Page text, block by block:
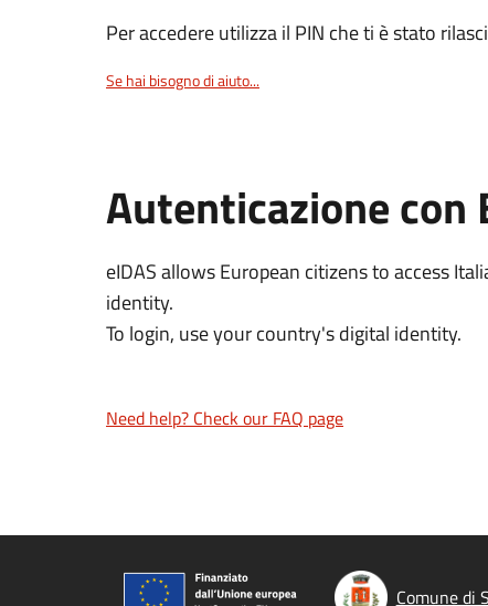
Per accedere utilizza il PIN che ti è stato
Se hai bisogno di aiuto...
Autenticazione con
eIDAS allows European citizens to access
identity.
To login, use your country's digital identity.
Need help? Check our FAQ page
Comune di